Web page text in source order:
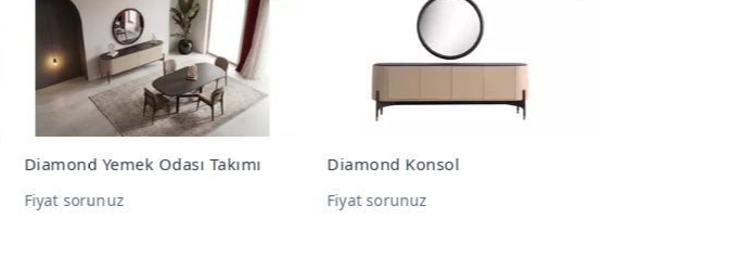
Diamond Konsol
Fiyat sorunuz
Diamond Yemek Masası
Fiyat sorunuz